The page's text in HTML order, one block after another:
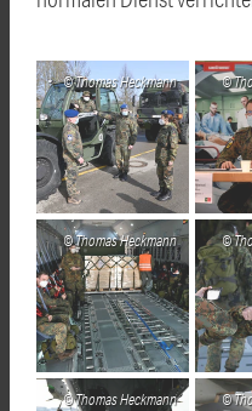
Thomas Heckmann
Thomas Heckmann
Thomas Heckmann